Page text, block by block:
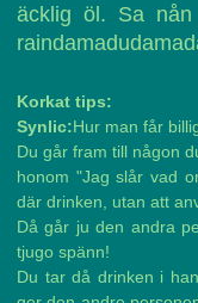
äcklig öl. Sa nån
Korkat tips:
Synlic:Hur man får
Du går fram till någon
honom "Jag slår vad
där drinken, utan att
Då går ju den andra
tjugo spänn!
Du tar då drinken i